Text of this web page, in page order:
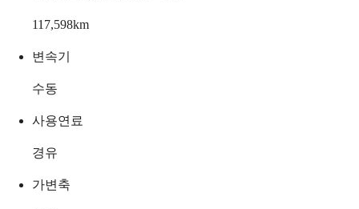
117,598km
변속기
수동
사용연료
경유
가변축